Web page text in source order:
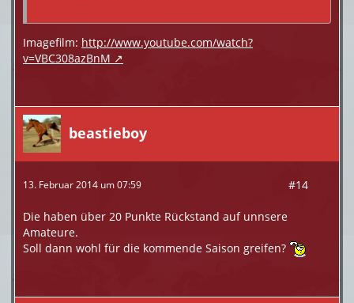
Imagefilm: http://www.youtube.com/watch?
v=VBC308azBnM
beastieboy
13. Februar 2014 um 07:59 #14
Die haben über 20 Punkte Rückstand auf unnsere
Amateure.
Soll dann wohl für die kommende Saison greifen?